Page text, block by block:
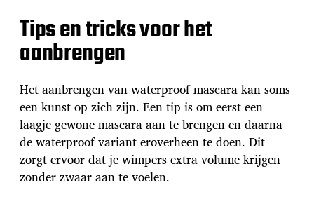
Tips en tricks voor het
aanbrengen
Het aanbrengen van waterproof mascara kan soms
een kunst op zich zijn. Een tip is om eerst een
laagje gewone mascara aan te brengen en daarna
de waterproof variant eroverheen te doen. Dit
zorgt ervoor dat je wimpers extra volume krijgen
zonder zwaar aan te voelen.